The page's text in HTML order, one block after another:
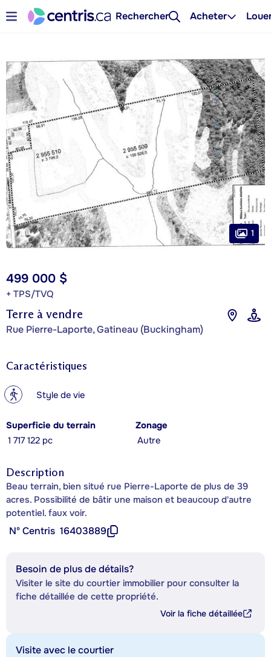
Rechercher Acheter
Terre à vendre
Rue Pierre-Laporte, Gatineau (Buckingham)
499 000 $
+ TPS/TVQ
1
Caractéristiques
? Style de vie
Superficie du terrain
1 717 122 pc
Zonage
Autre
Description
Beau terrain, bien situé rue Pierre-Laporte de plus de 39
acres. Possibilité de bâtir une maison et beaucoup d'autre
potentiel. faux voir.
Nº Centris 16403889
Besoin de plus de détails?
Visiter le site du courtier immobilier pour consulter la
fiche détaillée de cette propriété.
Voir la fiche détaillée
Visite avec le courtier